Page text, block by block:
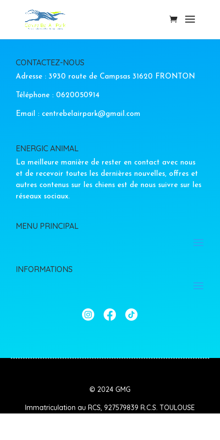
CONTACTEZ-NOUS
Adresse : 3930 route de Campsas 31620 FRONTON
Téléphone : 0620050914
Email : centrebelairpark@gmail.com
ENERGIC ANIMAL
La meilleure manière de rester en contact avec nous
et de recevoir toutes les dernières nouvelles, offres et
autres contenus sur les chiens est de nous suivre sur les
réseaux sociaux.
MENU PRINCIPAL
INFORMATIONS
© 2024 GMG
Immatriculation au RCS, 927579839 R.C.S. TOULOUSE